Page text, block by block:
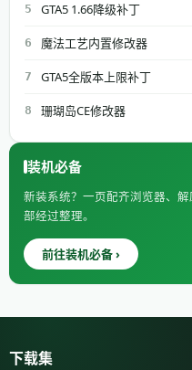
5 GTA5 1.66降级补丁
6 魔法工艺内置修改器
7 GTA5全版本上限补丁
8 珊瑚岛CE修改器
装机必备
新装系统？一页配齐浏览器、
部经过整理。
前往装机必备 ›
下载集